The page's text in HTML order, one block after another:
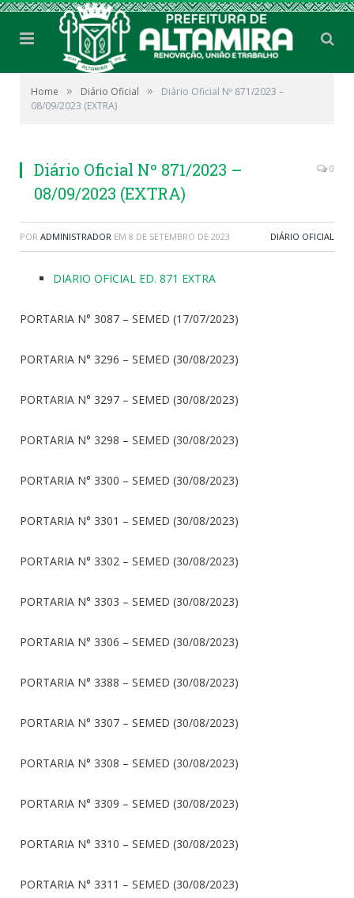
Home » Diário Oficial »
Diário Oficial Nº 871/2023 –
08/09/2023 (EXTRA)
Diário Oficial Nº 871/2023 –
08/09/2023 (EXTRA)
0
POR ADMINISTRADOR EM 8 DE SETEMBRO DE 2023 DIÁRIO OFICIAL
DIARIO OFICIAL ED. 871 EXTRA
PORTARIA N° 3087 – SEMED (17/07/2023)
PORTARIA N° 3296 – SEMED (30/08/2023)
PORTARIA N° 3297 – SEMED (30/08/2023)
PORTARIA N° 3298 – SEMED (30/08/2023)
PORTARIA N° 3300 – SEMED (30/08/2023)
PORTARIA N° 3301 – SEMED (30/08/2023)
PORTARIA N° 3302 – SEMED (30/08/2023)
PORTARIA N° 3303 – SEMED (30/08/2023)
PORTARIA N° 3306 – SEMED (30/08/2023)
PORTARIA N° 3388 – SEMED (30/08/2023)
PORTARIA N° 3307 – SEMED (30/08/2023)
PORTARIA N° 3308 – SEMED (30/08/2023)
PORTARIA N° 3309 – SEMED (30/08/2023)
PORTARIA N° 3310 – SEMED (30/08/2023)
PORTARIA N° 3311 – SEMED (30/08/2023)